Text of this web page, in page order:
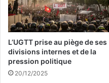
ع
ل
ى
ت
أ
ش
ي
ر
ف
ي
ت
ر
ي
ف
ة
L’UGTT prise au piège de ses
divisions internes et de la
pression politique
20/12/2025